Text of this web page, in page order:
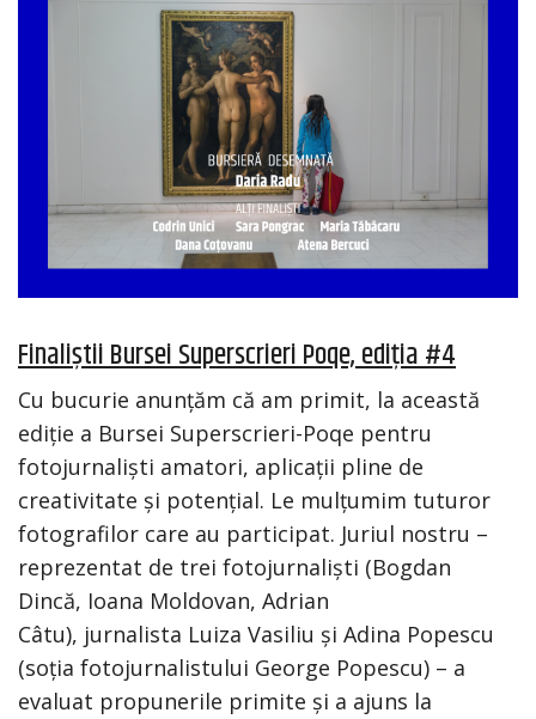
Finaliștii Bursei Superscrieri Poqe, ediția #4
Cu bucurie anunțăm că am primit, la această
ediție a Bursei Superscrieri-Poqe pentru
fotojurnaliști amatori, aplicații pline de
creativitate și potențial. Le mulțumim tuturor
fotografilor care au participat. Juriul nostru –
reprezentat de trei fotojurnaliști (Bogdan
Dincă, Ioana Moldovan, Adrian
Câtu), jurnalista Luiza Vasiliu și Adina Popescu
(soția fotojurnalistului George Popescu) – a
evaluat propunerile primite și a ajuns la